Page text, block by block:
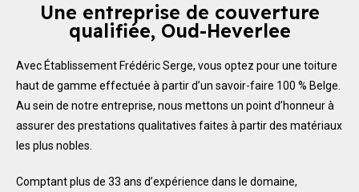
Une entreprise de couverture
qualifiée, Oud-Heverlee
Avec Établissement Frédéric Serge, vous optez pour une toiture
haut de gamme effectuée à partir d’un savoir-faire 100 % Belge.
Au sein de notre entreprise, nous mettons un point d’honneur à
assurer des prestations qualitatives faites à partir des matériaux
les plus nobles.
Comptant plus de 33 ans d’expérience dans le domaine,